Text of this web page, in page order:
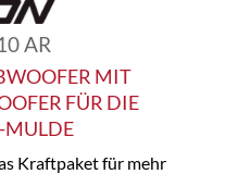
AR
MIT
FÜR DIE
MULDE
Kraftpaket für mehr